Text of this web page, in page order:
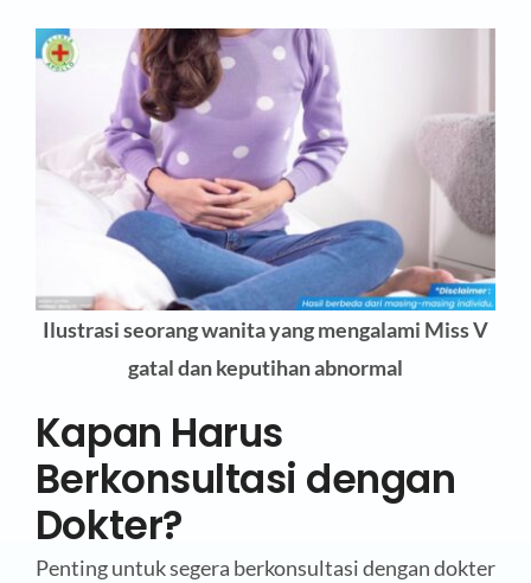
Ilustrasi seorang wanita yang mengalami Miss V
gatal dan keputihan abnormal
Kapan Harus
Berkonsultasi dengan
Dokter?
Penting untuk segera berkonsultasi dengan dokter